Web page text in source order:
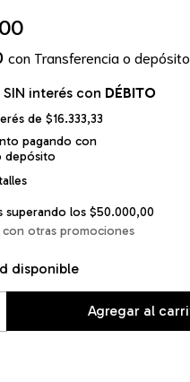
con Transferencia o depósito
interés con DÉBITO
de $16.333,33
pagando con
depósito
superando los$50.000,00
con otras promociones
disponible